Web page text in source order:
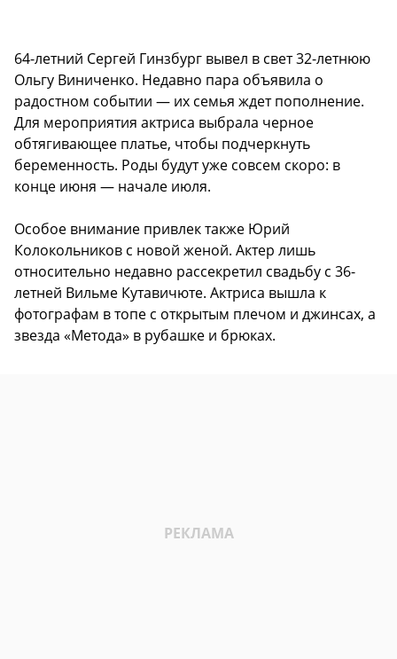
64-летний Сергей Гинзбург вывел в свет 32-летнюю
Ольгу Виниченко. Недавно пара объявила о
радостном событии — их семья ждет пополнение.
Для мероприятия актриса выбрала черное
обтягивающее платье, чтобы подчеркнуть
беременность. Роды будут уже совсем скоро: в
конце июня — начале июля.
Особое внимание привлек также Юрий
Колокольников с новой женой. Актер лишь
относительно недавно рассекретил свадьбу с 36-
летней Вильме Кутавичюте. Актриса вышла к
фотографам в топе с открытым плечом и джинсах, а
звезда «Метода» в рубашке и брюках.